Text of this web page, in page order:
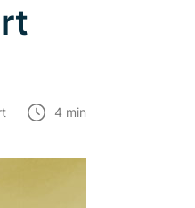
4 min